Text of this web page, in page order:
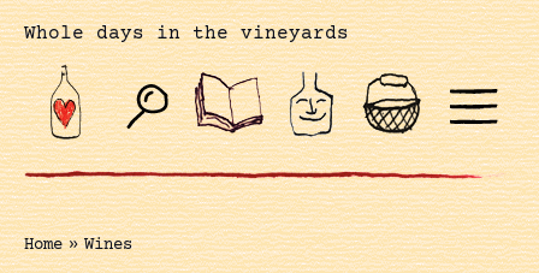
Whole days in the vineyards
Home » Wines